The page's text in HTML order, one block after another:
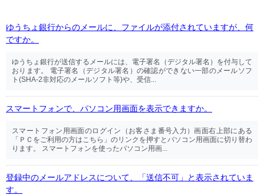
ゆうちょ銀行からのメールに、ファイルが添付されていますが、何
ですか。
ゆうちょ銀行が送信するメールには、電子署名（デジタル署名）を付与して
おります。 電子署名（デジタル署名）の確認ができない一部のメールソフ
ト(SHA-2非対応のメールソフト等)や、受信...
スマートフォンで、パソコン用画面を表示できますか。
スマートフォン用画面のログイン（お客さま番号入力）画面右上部にある
「ＰＣをご利用の方はこちら」のリンクを押すとパソコン用画面に切り替わ
ります。 スマートフォンを使ったパソコン用画...
登録中のメールアドレスについて、「送信不可」と表示されていま
す。